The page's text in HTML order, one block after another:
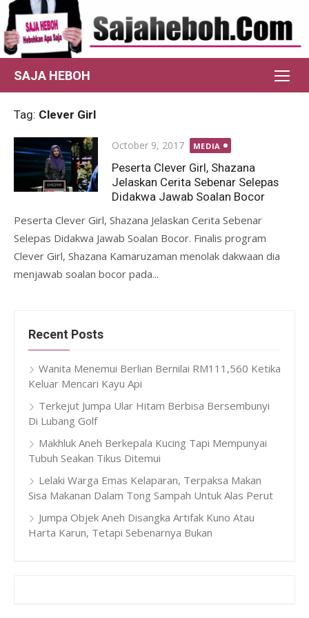
Skip
to
content
SAJA HEBOH
Tag: Clever Girl
Posted
on
October 9, 2017 MEDIA
Peserta Clever Girl, Shazana
Jelaskan Cerita Sebenar Selepas
Didakwa Jawab Soalan Bocor
Peserta Clever Girl, Shazana Jelaskan Cerita Sebenar
Selepas Didakwa Jawab Soalan Bocor. Finalis program
Clever Girl, Shazana Kamaruzaman menolak dakwaan dia
menjawab soalan bocor pada...
Recent Posts
Wanita Menemui Berlian Bernilai RM111,560 Ketika
Keluar Mencari Kayu Api
Terkejut Jumpa Ular Hitam Berbisa Bersembunyi
Di Lubang Golf
Makhluk Aneh Berkepala Kucing Tapi Mempunyai
Tubuh Seakan Tikus Ditemui
Lelaki Warga Emas Kelaparan, Terpaksa Makan
Sisa Makanan Dalam Tong Sampah Untuk Alas Perut
Jumpa Objek Aneh Disangka Artifak Kuno Atau
Harta Karun, Tetapi Sebenarnya Bukan